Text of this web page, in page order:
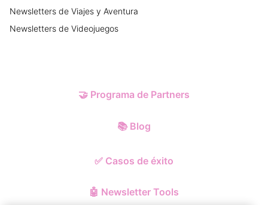
Newsletters de Viajes y Aventura
Newsletters de Videojuegos
🤝 Programa de Partners
📚 Blog
✅ Casos de éxito
🤖 Newsletter Tools